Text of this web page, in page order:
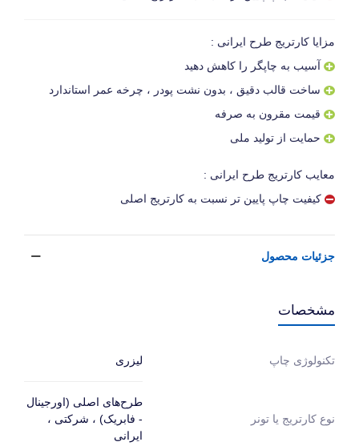
مزایا کارتریج طرح ایرانی :
آسیب به چاپگر را کاهش دهید
ساخت قالب دقیق ، بدون نشت پودر ، چرخه عمر استاندارد
قیمت مقرون به صرفه
حمایت از تولید ملی
معایب کارتریج طرح ایرانی :
کیفیت چاپ پایین تر نسبت به کارتریج اصلی
جزئیات محصول
مشخصات
تکنولوژی چاپ لیزری
نوع کارتریج یا تونر
طرح‌های اصلی (اورجینال
- فابریک) ، شرکتی ،
ایرانی